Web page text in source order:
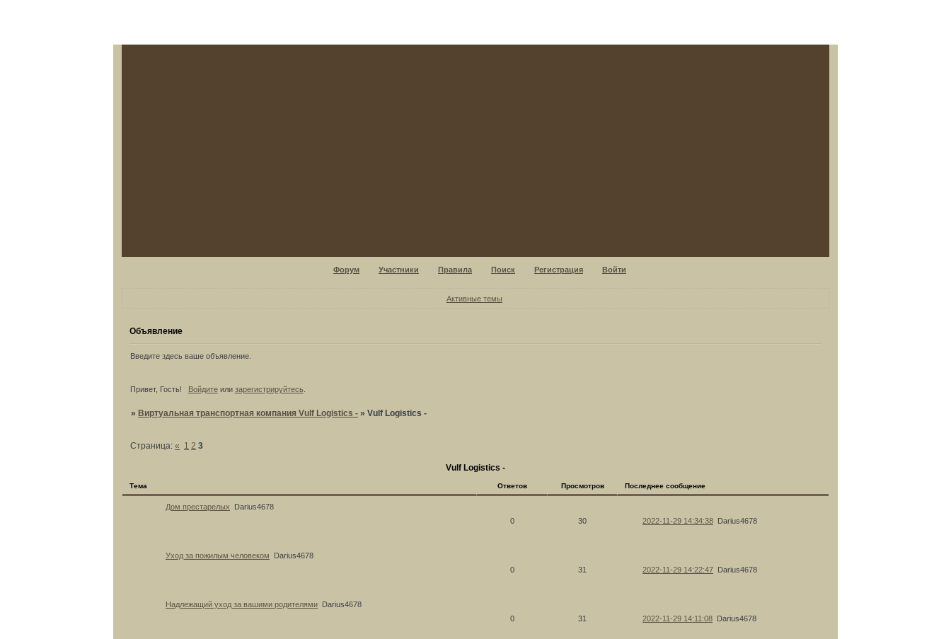
Форум Участники Правила Поиск Регистрация Войти
Активные темы
Объявление
Введите здесь ваше объявление.
Привет, Гость! Войдитеили зарегистрируйтесь.
»Виртуальная транспортная компания Vulf Logistics - »Vulf Logistics -
Vulf Logistics -
Страница:« 1 2 3
Тема Ответов Просмотров Последнее сообщение
Дом престарелых
Darius4678
0
30 2022-11-29 14:34:38 Darius4678
Уход за пожилым человеком
Darius4678
0
31 2022-11-29 14:22:47 Darius4678
Надлежащий уход за вашими родителями Darius4678
0
31 2022-11-29 14:11:08 Darius4678